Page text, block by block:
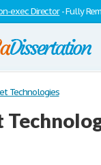
exec Director- Fully
Technologies